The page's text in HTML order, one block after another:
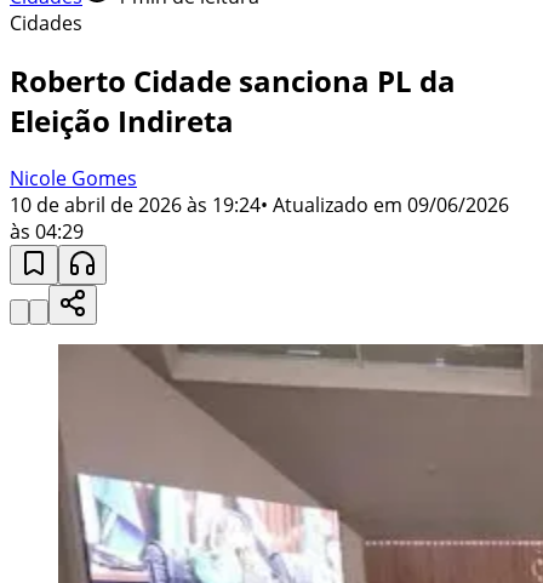
Cidades
Roberto Cidade sanciona PL da
Eleição Indireta
Nicole Gomes
10 de abril de 2026 às 19:24• Atualizado em 09/06/2026
às 04:29